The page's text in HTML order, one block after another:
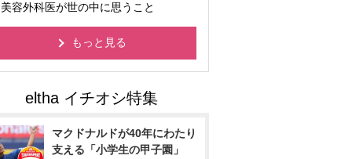
美容外科医が世の中に思うこと
もっと見る
マクドナルドが40年にわたり
支える「小学生の甲子園」